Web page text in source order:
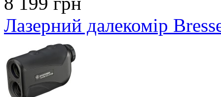
Лазерний далекомір